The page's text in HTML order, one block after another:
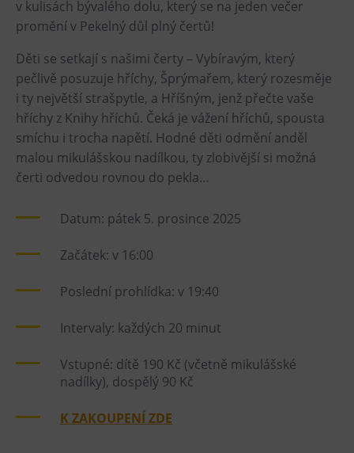
Heligonka
Lezecká stěna
Národní zemědělské muzeum
Fajna Dilna
FUTUREUM
Prohlídky
Dolní Vítkovice
Kavárna Velký Svět techniky
L’Osteria
PECKA DOV
Restaurace VP ART
v kulisách bývalého dolu, který se na jeden večer
promění v Pekelný důl plný čertů!
Děti se setkají s našimi čerty – Vybíravým, který
pečlivě posuzuje hříchy, Šprýmařem, který rozesměje
i ty největší strašpytle, a Hříšným, jenž přečte vaše
hříchy z Knihy hříchů. Čeká je vážení hříchů, spousta
smíchu i trocha napětí. Hodné děti odmění anděl
malou mikulášskou nadílkou, ty zlobivější si možná
čerti odvedou rovnou do pekla…
Datum: pátek 5. prosince 2025
Začátek: v 16:00
Poslední prohlídka: v 19:40
Intervaly: každých 20 minut
Vstupné: dítě 190 Kč (včetně mikulášské
nadílky), dospělý 90 Kč
K ZAKOUPENÍ ZDE